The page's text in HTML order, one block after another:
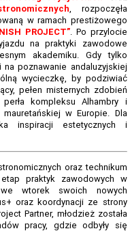
2025-2026
, rozpoczęła
w ramach prestiżowego
PROJECT”. Po przylocie
na praktyki zawodowe
akademiku. Gdy tylko
poznawanie andaluzyjskiej
wycieczkę, by podziwiać
pełen misternych zdobień
kompleksu Alhambry i
w Europie. Dla
inspiracji estetycznych i
oraz technikum
praktyk zawodowych w
we wtorek swoich nowych
oraz koordynacji ze strony
Partner, młodzież została
pracy, gdzie odbyły się